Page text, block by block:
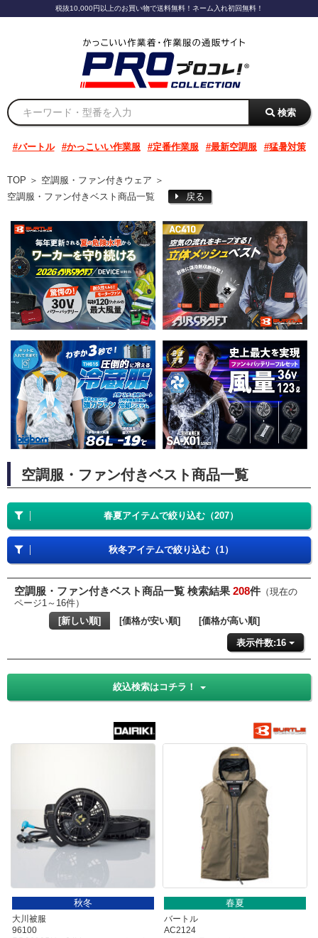
税抜10,000円以上のお買い物で送料無料！ネーム入れ初回無料！
検索
バートル かっこいい作業服 定番作業服 最新空調服 猛暑対策
TOP ＞ 空調服・ファン付きウェア ＞
空調服・ファン付きベスト商品一覧
戻る
空調服・ファン付きベスト商品一覧
春夏アイテムで絞り込む（207）
秋冬アイテムで絞り込む（1）
空調服・ファン付きベスト商品一覧 検索結果 208件 （現在の
ページ1～16件）
[新しい順]
[価格が安い順] [価格が高い順]
表示件数:16
絞込検索はコチラ！
秋冬
大川被服
96100
春夏
バートル
AC2124